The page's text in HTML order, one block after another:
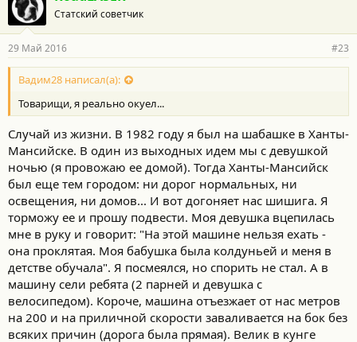
Статский советчик
29 Май 2016 #23
Вадим28 написал(а):
Товарищи, я реально окуел...
Случай из жизни. В 1982 году я был на шабашке в Ханты-
Мансийске. В один из выходных идем мы с девушкой
ночью (я провожаю ее домой). Тогда Ханты-Мансийск
был еще тем городом: ни дорог нормальных, ни
освещения, ни домов... И вот догоняет нас шишига. Я
торможу ее и прошу подвести. Моя девушка вцепилась
мне в руку и говорит: "На этой машине нельзя ехать -
она проклятая. Моя бабушка была колдуньей и меня в
детстве обучала". Я посмеялся, но спорить не стал. А в
машину сели ребята (2 парней и девушка с
велосипедом). Короче, машина отъезжает от нас метров
на 200 и на приличной скорости заваливается на бок без
всяких причин (дорога была прямая). Велик в кунге